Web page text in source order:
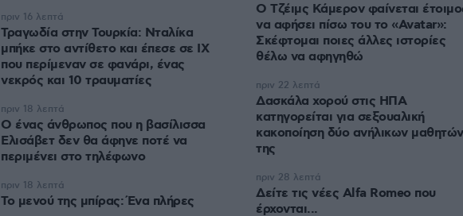
Τραγωδία στην Τουρκία: Νταλίκα
μπήκε στο αντίθετο και έπεσε σε ΙΧ
που περίμεναν σε φανάρι, ένας
νεκρός και 10 τραυματίες
πριν 16 λεπτά
Ο ένας άνθρωπος που η βασίλισσα
Ελισάβετ δεν θα άφηνε ποτέ να
περιμένει στο τηλέφωνο
πριν 18 λεπτά
Το μενού της μπίρας: Ένα πλήρες
πριν 18 λεπτά
Ο Τζέιμς Κάμερον φαίνεται
να αφήσει πίσω του το «Avatar»:
Σκέφτομαι ποιες άλλες ιστορίες
θέλω να αφηγηθώ
Δασκάλα χορού στις ΗΠΑ
κατηγορείται για σεξουαλική
κακοποίηση δύο ανήλικων μαθητών
της
πριν 22 λεπτά
Δείτε τις νέες Alfa Romeo που
έρχονται...
πριν 28 λεπτά